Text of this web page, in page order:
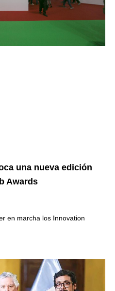
una nueva edición
Awards
en marcha los Innovation